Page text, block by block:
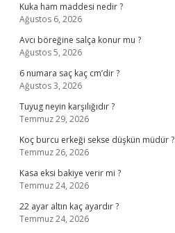
Kuka ham maddesi nedir ?
Ağustos 6, 2026
Avcı böreğine salça konur mu ?
Ağustos 5, 2026
6 numara saç kaç cm’dir ?
Ağustos 3, 2026
Tuyug neyin karşılığıdır ?
Temmuz 29, 2026
Koç burcu erkeği sekse düşkün müdür ?
Temmuz 26, 2026
Kasa eksi bakiye verir mi ?
Temmuz 24, 2026
22 ayar altın kaç ayardır ?
Temmuz 24, 2026